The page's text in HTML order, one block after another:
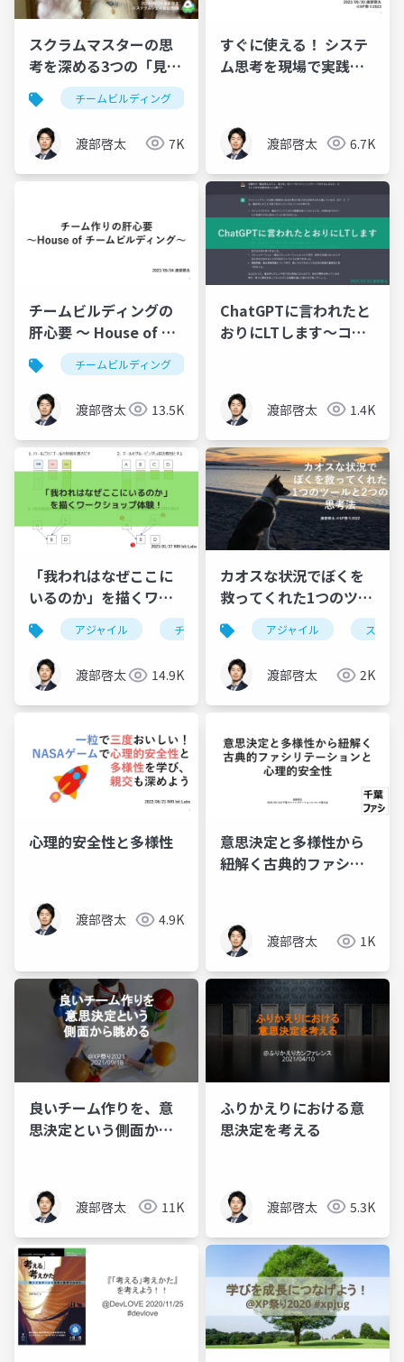
スクラムマスターの思
考を深める3つの「見
方」
チームビルディング
渡部啓太 7K
すぐに使える！ システ
ム思考を現場で実践す
渡部啓太 6.7K
チームビルディングの
肝心要 〜 House of チ
ームビルディング 〜
チームビルディング
渡部啓太 13.5K
ChatGPTに言われたと
おりにLTします〜コミ
ト〜
渡部啓太 1.4K
「我われはなぜここに
いるのか」を描くワー
クショップ体験！
アジャイル チームビルディング
渡部啓太 14.9K
カオスな状況でぼくを
救ってくれた1つのツー
ルと2つの思考法
アジャイル スクラ
渡部啓太 2K
心理的安全性と多様性
渡部啓太 4.9K
意思決定と多様性から
紐解く古典的ファシリ
渡部啓太 1K
良いチーム作りを、意
思決定という側面から
渡部啓太 11K
ふりかえりにおける意
思決定を考える
渡部啓太 5.3K